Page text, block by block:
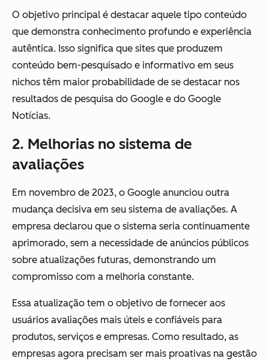
O objetivo principal é destacar aquele tipo conteúdo
que demonstra conhecimento profundo e experiência
autêntica. Isso significa que sites que produzem
conteúdo bem-pesquisado e informativo em seus
nichos têm maior probabilidade de se destacar nos
resultados de pesquisa do Google e do Google
Notícias.
2. Melhorias no sistema de
avaliações
Em novembro de 2023, o Google anunciou outra
mudança decisiva em seu sistema de avaliações. A
empresa declarou que o sistema seria continuamente
aprimorado, sem a necessidade de anúncios públicos
sobre atualizações futuras, demonstrando um
compromisso com a melhoria constante.
Essa atualização tem o objetivo de fornecer aos
usuários avaliações mais úteis e confiáveis para
produtos, serviços e empresas. Como resultado, as
empresas agora precisam ser mais proativas na gestão